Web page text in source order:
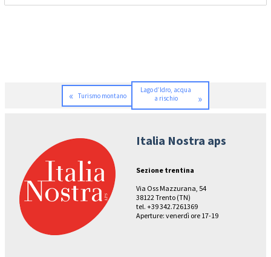
« Turismo montano
Lago d’Idro, acqua
a rischio
»
Italia Nostra aps
Sezione trentina
Via Oss Mazzurana, 54
38122 Trento (TN)
tel. +39 342.7261369
Aperture: venerdì ore 17-19